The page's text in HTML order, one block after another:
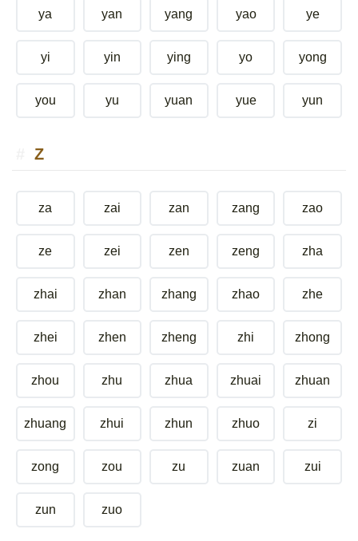
ya yan yang yao ye
yi yin ying yo yong
you yu yuan yue yun
Z
za zai zan zang zao
ze zei zen zeng zha
zhai zhan zhang zhao zhe
zhei zhen zheng zhi zhong
zhou zhu zhua zhuai zhuan
zhuang zhui zhun zhuo zi
zong zou zu zuan zui
zun zuo